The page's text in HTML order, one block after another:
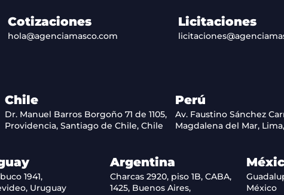
Cotizaciones
hola@agenciamasco.com
Licitaciones
Chile
Dr. Manuel Barros Borgoño 71 de 1105,
Providencia, Santiago de Chile, Chile
Perú
Av. Faustino Sánchez
Magdalena del Mar,
1941,
Uruguay
Argentina
Charcas 2920, piso 1B, CABA,
1425, Buenos Aires,
México